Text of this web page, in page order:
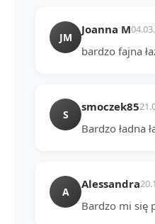
JM
Joanna M
bardzo fajna
S
smoczek85
Bardzo ładna
A
Alessandra
Bardzo mi się